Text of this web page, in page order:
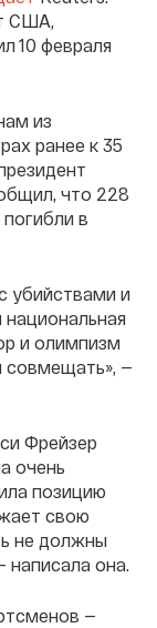
США,
10 февраля
из
ранее к 35
что 228
в
убийствами и
и олимпизм
совмещать», —
Фрейзер
очень
позицию
свою
не должны
написала она.
—